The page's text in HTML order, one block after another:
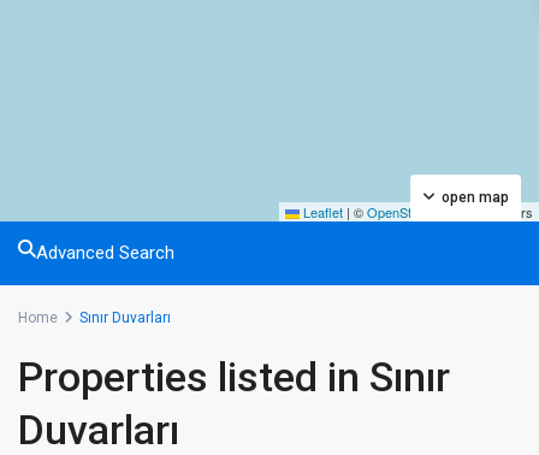
Leaflet | ©OpenStreetMap contributors
open map
Advanced Search
Home Sınır Duvarları
Properties listed in Sınır
Duvarları